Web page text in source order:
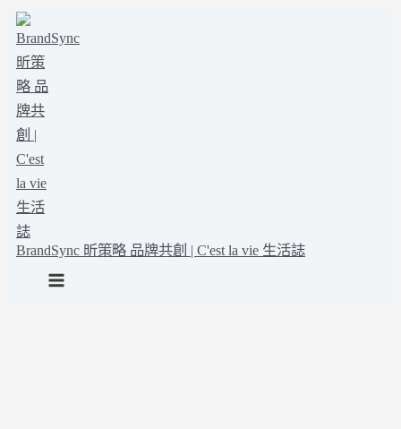
跳
至
主
要
內
容
BrandSync 昕策略 品牌共創 | C'est la vie 生活誌